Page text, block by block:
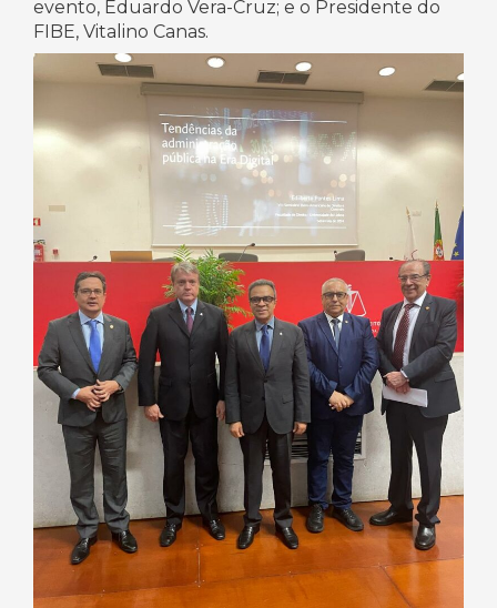
evento, Eduardo Vera-Cruz; e o Presidente do
FIBE, Vitalino Canas.